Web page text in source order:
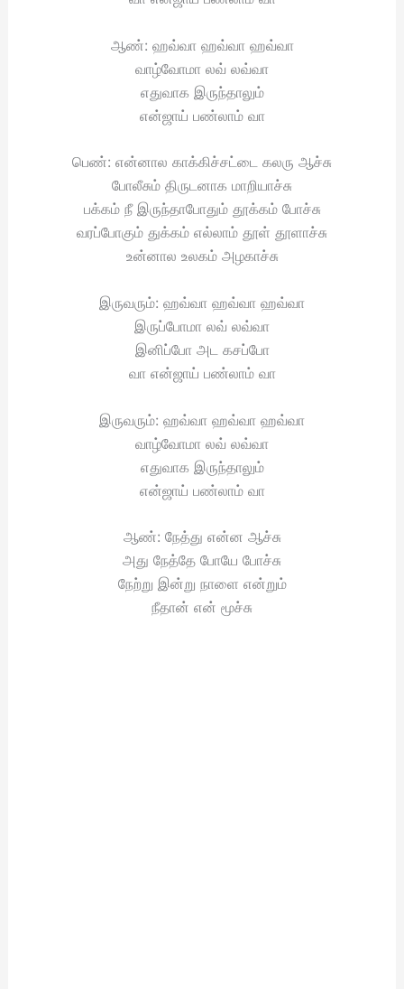
ஆண்: ஹவ்வா ஹவ்வா ஹவ்வா
வாழ்வோமா லவ் லவ்வா
எதுவாக இருந்தாலும்
என்ஜாய் பண்லாம் வா
பெண்: என்னால காக்கிச்சட்டை கலரு ஆச்சு
போலீசும் திருடனாக மாறியாச்சு
பக்கம் நீ இருந்தாபோதும் தூக்கம் போச்சு
வரப்போகும் துக்கம் எல்லாம் தூள் தூளாச்சு
உன்னால உலகம் அழகாச்சு
இருவரும்: ஹவ்வா ஹவ்வா ஹவ்வா
இருப்போமா லவ் லவ்வா
இனிப்போ அட கசப்போ
வா என்ஜாய் பண்லாம் வா
இருவரும்: ஹவ்வா ஹவ்வா ஹவ்வா
வாழ்வோமா லவ் லவ்வா
எதுவாக இருந்தாலும்
என்ஜாய் பண்லாம் வா
ஆண்: நேத்து என்ன ஆச்சு
அது நேத்தே போயே போச்சு
நேற்று இன்று நாளை என்றும்
நீதான் என் மூச்சு